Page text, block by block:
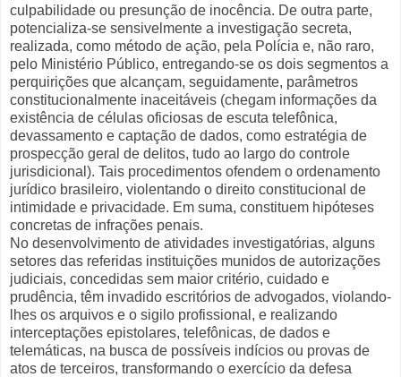
culpabilidade ou presunção de inocência. De outra parte,
potencializa-se sensivelmente a investigação secreta,
realizada, como método de ação, pela Polícia e, não raro,
pelo Ministério Público, entregando-se os dois segmentos a
perquirições que alcançam, seguidamente, parâmetros
constitucionalmente inaceitáveis (chegam informações da
existência de células oficiosas de escuta telefônica,
devassamento e captação de dados, como estratégia de
prospecção geral de delitos, tudo ao largo do controle
jurisdicional). Tais procedimentos ofendem o ordenamento
jurídico brasileiro, violentando o direito constitucional de
intimidade e privacidade. Em suma, constituem hipóteses
concretas de infrações penais.
No desenvolvimento de atividades investigatórias, alguns
setores das referidas instituições munidos de autorizações
judiciais, concedidas sem maior critério, cuidado e
prudência, têm invadido escritórios de advogados, violando-
lhes os arquivos e o sigilo profissional, e realizando
interceptações epistolares, telefônicas, de dados e
telemáticas, na busca de possíveis indícios ou provas de
atos de terceiros, transformando o exercício da defesa